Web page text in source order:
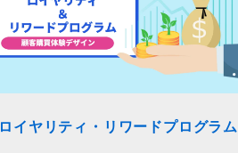
ロイヤリティ・リワードプログラム